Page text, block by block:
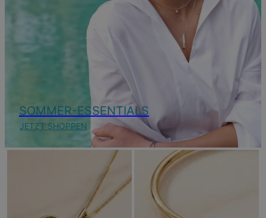
SOMMER-ESSENTIALS
JETZT SHOPPEN